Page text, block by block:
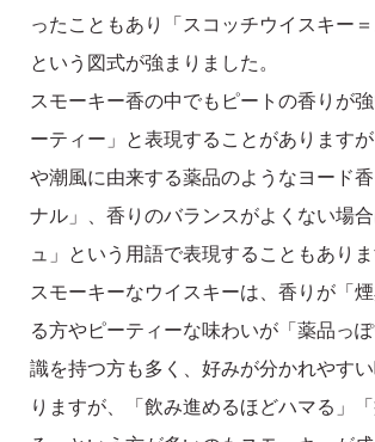
ったこともあり「スコッチウイスキー＝
という図式が強まりました。
スモーキー香の中でもピートの香りが
ーティー」と表現することがあります
や潮風に由来する薬品のようなヨード
ナル」、香りのバランスがよくない場
ュ」という用語で表現することもありま
スモーキーなウイスキーは、香りが「
る方やピーティーな味わいが「薬品っ
識を持つ方も多く、好みが分かれやす
りますが、「飲み進めるほどハマる」